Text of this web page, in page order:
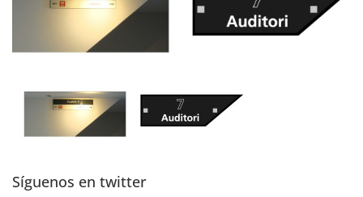
Síguenos en twitter